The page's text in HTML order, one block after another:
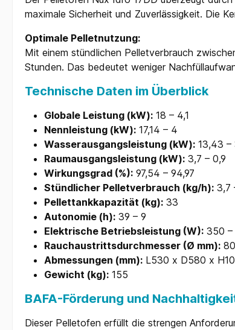
maximale Sicherheit und Zuverlässigkeit. Die
Optimale Pelletnutzung:
Mit einem stündlichen Pelletverbrauch
Stunden. Das bedeutet weniger
Technische Daten im Überblick
Globale Leistung (kW): 18 – 4,1
Nennleistung (kW): 17,14 – 4
Wasserausgangsleistung (kW): 13,43 –
Raumausgangsleistung (kW): 3,7 – 0,9
Wirkungsgrad (%): 97,54 – 94,97
Stündlicher Pelletverbrauch (kg/h): 3,7
Pellettankkapazität (kg): 33
Autonomie (h): 39 – 9
Elektrische Betriebsleistung (W): 350 –
Rauchaustrittsdurchmesser (Ø mm): 80
Abmessungen (mm): L530 x D580 x
Gewicht (kg): 155
BAFA-Förderung und
Dieser Pelletofen erfüllt die strengen